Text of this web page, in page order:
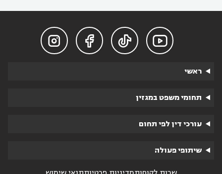




ראשי
תחומי משפט במגזין
עורכי דין לפי תחום
שיתופי פעולה